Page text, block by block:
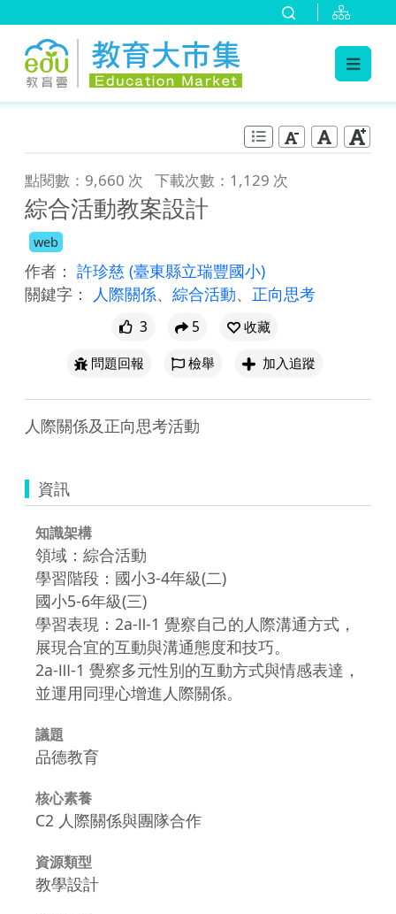
點閱數：9,660 次 下載次數：1,129 次
綜合活動教案設計
web
作者： 許珍慈 (臺東縣立瑞豐國小)
關鍵字：
人際關係、 綜合活動、 正向思考
3 5
收藏
問題回報
檢舉 加入追蹤
人際關係及正向思考活動
資訊
知識架構
領域：綜合活動
學習階段：國小3-4年級(二)
國小5-6年級(三)
學習表現：2a-Ⅱ-1 覺察自己的人際溝通方式，
展現合宜的互動與溝通態度和技巧。
2a-Ⅲ-1 覺察多元性別的互動方式與情感表達，
並運用同理心增進人際關係。
議題
品德教育
核心素養
C2 人際關係與團隊合作
資源類型
教學設計